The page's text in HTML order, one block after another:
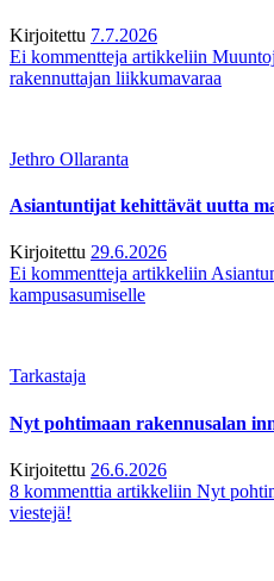
Kirjoitettu 7.7.2026
Ei kommentteja artikkeliin
rakennuttajan liikkumavaraa
Jethro Ollaranta
Asiantuntijat kehittävät uutta
Kirjoitettu 29.6.2026
Ei kommentteja artikkeliin
kampusasumiselle
Tarkastaja
Nyt pohtimaan rakennusalan
Kirjoitettu 26.6.2026
8 kommenttia artikkeliin Nyt
viestejä!